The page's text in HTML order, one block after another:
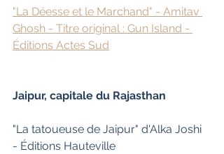
"La Déesse et le Marchand" - Amitav
Ghosh - Titre original : Gun Island -
Éditions Actes Sud
Jaipur, capitale du Rajasthan
"La tatoueuse de Jaipur" d'Alka Joshi
- Éditions Hauteville